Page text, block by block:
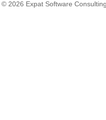
© 2026 Expat Software